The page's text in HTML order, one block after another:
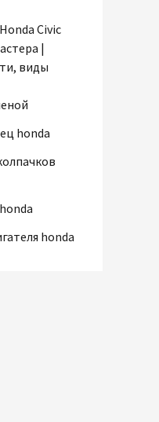
Civic
|
виды
honda
honda